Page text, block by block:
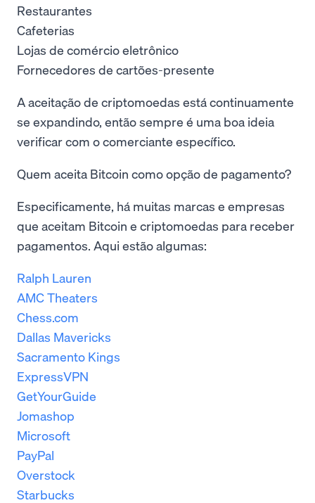
Restaurantes
Cafeterias
Lojas de comércio eletrônico
Fornecedores de cartões-presente
A aceitação de criptomoedas está continuamente
se expandindo, então sempre é uma boa ideia
verificar com o comerciante específico.
Quem aceita Bitcoin como opção de pagamento?
Especificamente, há muitas marcas e empresas
que aceitam Bitcoin e criptomoedas para receber
pagamentos. Aqui estão algumas:
Ralph Lauren
AMC Theaters
Chess.com
Dallas Mavericks
Sacramento Kings
ExpressVPN
GetYourGuide
Jomashop
Microsoft
PayPal
Overstock
Starbucks